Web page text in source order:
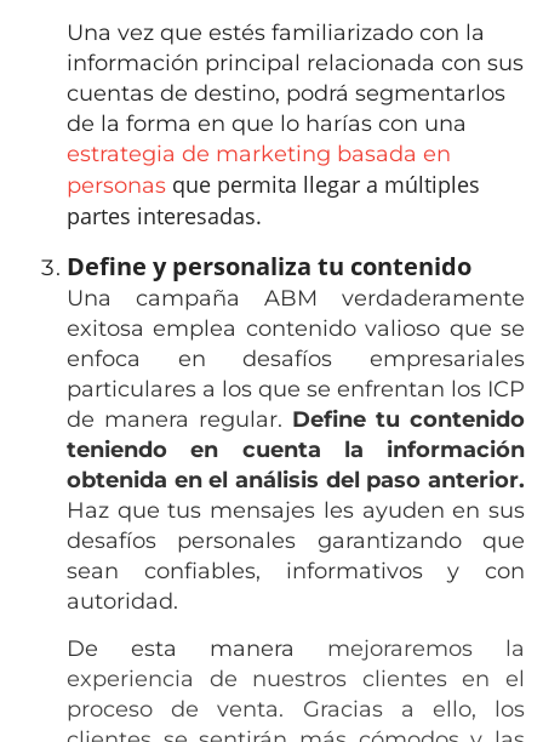
Una vez que estés familiarizado con la
información principal relacionada con sus
cuentas de destino, podrá segmentarlos
de la forma en que lo harías con una
estrategia de marketing basada en
personas que permita llegar a múltiples
partes interesadas.
Define y personaliza tu contenido
Una campaña ABM verdaderamente
exitosa emplea contenido valioso que se
enfoca en desafíos empresariales
particulares a los que se enfrentan los ICP
de manera regular. Define tu contenido
teniendo en cuenta la información
obtenida en el análisis del paso anterior.
Haz que tus mensajes les ayuden en sus
desafíos personales garantizando que
sean confiables, informativos y con
autoridad.
De esta manera mejoraremos la
experiencia de nuestros clientes en el
proceso de venta. Gracias a ello, los